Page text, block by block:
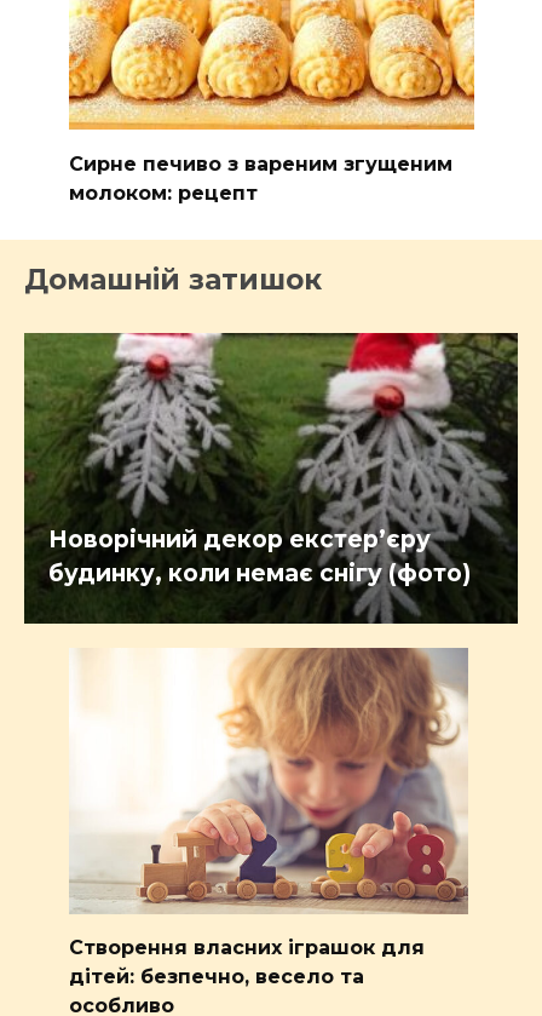
Сирне печиво з вареним згущеним
молоком: рецепт
Домашній затишок
Новорічний декор екстер’єру
будинку, коли немає снігу (фото)
Створення власних іграшок для
дітей: безпечно, весело та
особливо